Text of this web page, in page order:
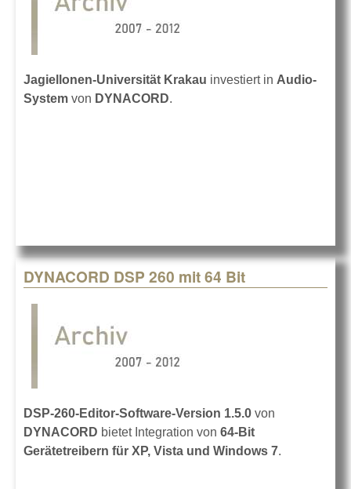
Jagiellonen-Universität Krakau investiert in Audio-
System von DYNACORD.
DYNACORD DSP 260 mit 64 Bit
DSP-260-Editor-Software-Version 1.5.0 von
DYNACORD bietet Integration von 64-Bit
Gerätetreibern für XP, Vista und Windows 7.